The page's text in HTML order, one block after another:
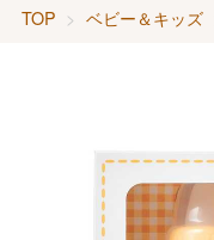
TOP ベビー＆キッズ